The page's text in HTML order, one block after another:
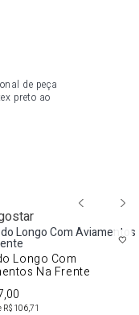
de peça
preto ao
Longo Com
Na Frente
R$ 106,71